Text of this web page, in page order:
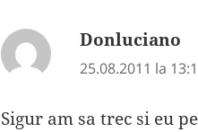
Donluciano
25.08.2011 la
Sigur am sa trec si eu